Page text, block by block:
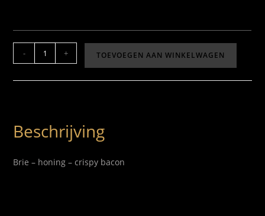
- + TOEVOEGEN AAN WINKELWAGEN
Beschrijving
Brie – honing – crispy bacon